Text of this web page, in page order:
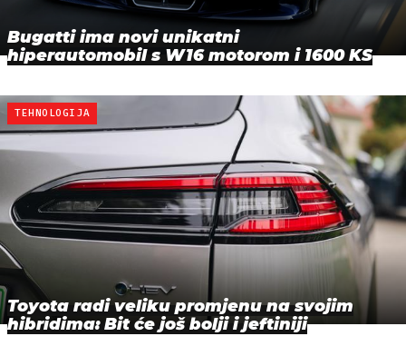
Bugatti ima novi unikatni
hiperautomobil s W16 motorom i 1600 KS
TEHNOLOGIJA
Toyota radi veliku promjenu na svojim
hibridima: Bit će još bolji i jeftiniji